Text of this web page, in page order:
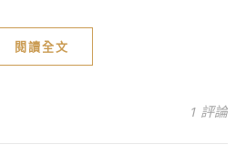
閱讀全文
1 評論